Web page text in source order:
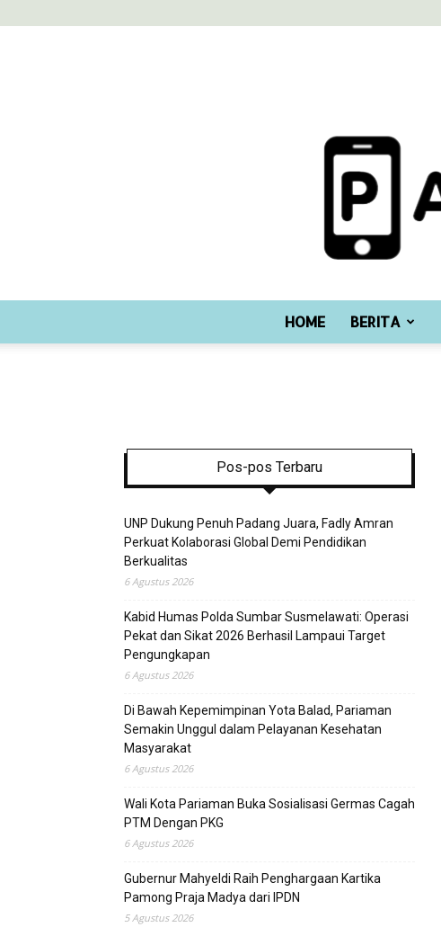
HOME BERITA
Pos-pos Terbaru
UNP Dukung Penuh Padang Juara, Fadly Amran
Perkuat Kolaborasi Global Demi Pendidikan
Berkualitas
6 Agustus 2026
Kabid Humas Polda Sumbar Susmelawati: Operasi
Pekat dan Sikat 2026 Berhasil Lampaui Target
Pengungkapan
6 Agustus 2026
Di Bawah Kepemimpinan Yota Balad, Pariaman
Semakin Unggul dalam Pelayanan Kesehatan
Masyarakat
6 Agustus 2026
Wali Kota Pariaman Buka Sosialisasi Germas Cagah
PTM Dengan PKG
6 Agustus 2026
Gubernur Mahyeldi Raih Penghargaan Kartika
Pamong Praja Madya dari IPDN
5 Agustus 2026